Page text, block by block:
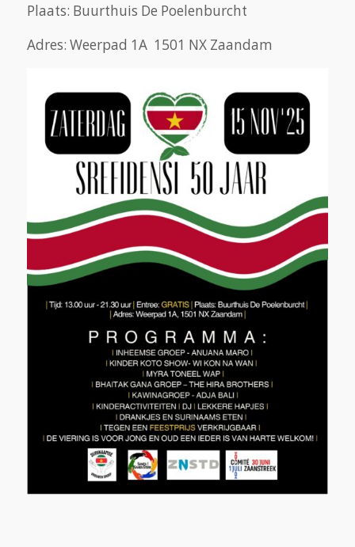
Plaats: Buurthuis De Poelenburcht
Adres: Weerpad 1A 1501 NX Zaandam